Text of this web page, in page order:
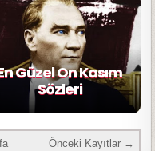
Güzel On Kasım
Sözleri
Önceki Kayıtlar →